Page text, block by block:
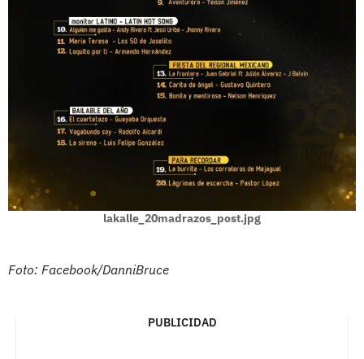
lakalle_20madrazos_post.jpg
Foto: Facebook/DanniBruce
PUBLICIDAD